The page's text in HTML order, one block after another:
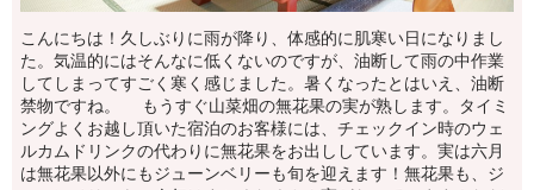
こんにちは！久しぶりに雨が降り、体感的に肌寒い日になりまし
た。気温的にはそんなに低くないのですが、油断して雨の中作業
してしまってすごく寒く感じました。暑くなったとはいえ、油断
禁物ですね。 もうすぐ山菜畑の無花果の実が熟します。タイミ
ングよくお越し頂いた宿泊のお客様には、チェックイン時のウェ
ルカムドリンクの代わりに無花果をお出ししています。実は六月
は無花果以外にもジューンベリーも旬を迎えます！無花果も、ジ